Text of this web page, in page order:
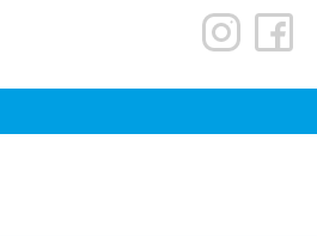
je namenjena le ZAPS
Da lahko do nje
je potrebno prijaviti.